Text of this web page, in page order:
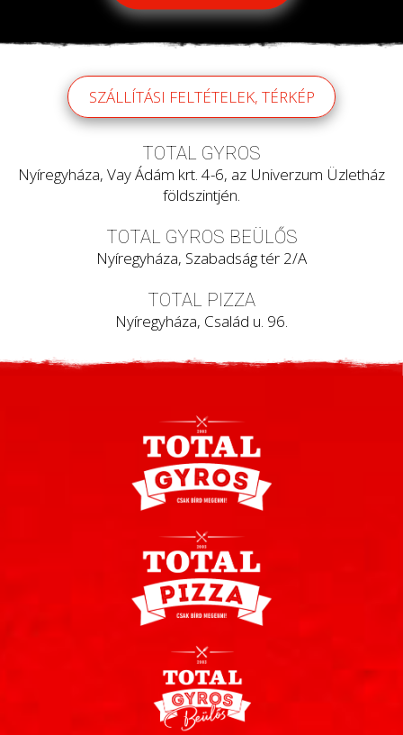
SZÁLLÍTÁSI FELTÉTELEK, TÉRKÉP
TOTAL GYROS
Nyíregyháza, Vay Ádám krt. 4-6, az Univerzum Üzletház
földszintjén.
TOTAL GYROS BEÜLŐS
Nyíregyháza, Szabadság tér 2/A
TOTAL PIZZA
Nyíregyháza, Család u. 96.